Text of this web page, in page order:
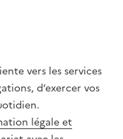
vers les services
d’exercer vos
légale et